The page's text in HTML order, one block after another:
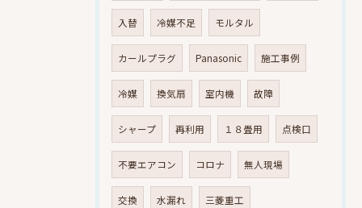
入替 冷媒不足 モルタル
カールプラグ Panasonic 施工事例
冷媒 換気扇 室内機 故障
シャープ 再利用 １８畳用 点検口
不要エアコン コロナ 無人現場
交換 水漏れ 三菱重工